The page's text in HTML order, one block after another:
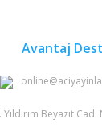
Avantaj
Beyazıt